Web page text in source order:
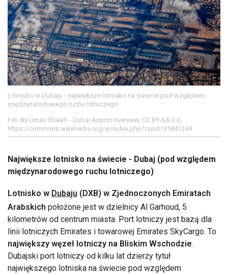
Lotnisko w Dubaju - największe lotnisko na świecie pod względem
międzynarodowego ruchu lotniczego
Fot. By Umair Shaikh - Dubai Airport overview, CC BY-SA 2.0,
https://commons.wikimedia.org/w/index.php?curid=31841249
Największe lotnisko na świecie - Dubaj (pod względem
międzynarodowego ruchu lotniczego)
Lotnisko w Dubaju (DXB) w Zjednoczonych Emiratach
Arabskich położone jest w dzielnicy Al Garhoud, 5
kilometrów od centrum miasta. Port lotniczy jest bazą dla
linii lotniczych Emirates i towarowej Emirates SkyCargo. To
największy węzeł lotniczy na Bliskim Wschodzie.
Dubajski port lotniczy od kilku lat dzierży tytuł
największego lotniska na świecie pod względem